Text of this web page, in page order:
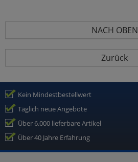
NACH OBEN
Zurück
Kein Mindestbestellwert
Täglich neue Angebote
Über 6.000 lieferbare Artikel
Über 40 Jahre Erfahrung